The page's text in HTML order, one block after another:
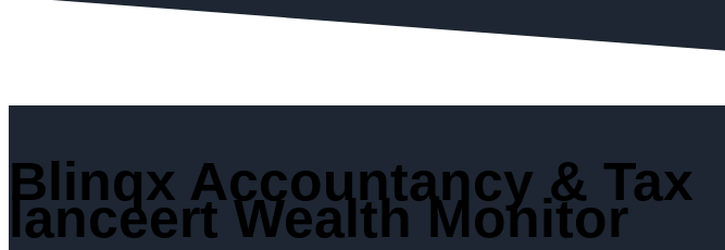
Blinqx Accountancy & Tax
lanceert Wealth Monitor